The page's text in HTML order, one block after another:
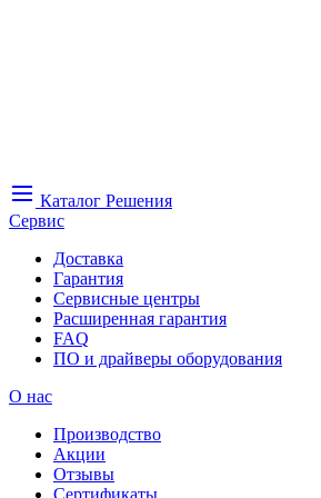
Каталог Решения
Сервис
Доставка
Гарантия
Сервисные центры
Расширенная гарантия
FAQ
ПО и драйверы оборудования
О нас
Производство
Акции
Отзывы
Сертификаты